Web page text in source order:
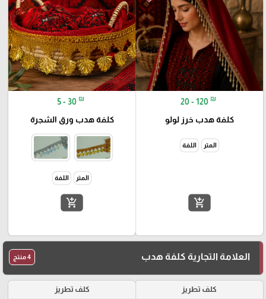
20 - 120 ₪
كلفة هدب خرز لولو
المتر اللفة
add_shopping_cart
5 - 30 ₪
كلفة هدب ورق الشجرة
المتر اللفة
add_shopping_cart
العلامة التجارية كلفة هدب 4 منتج
كلف تطريز كلف تطريز